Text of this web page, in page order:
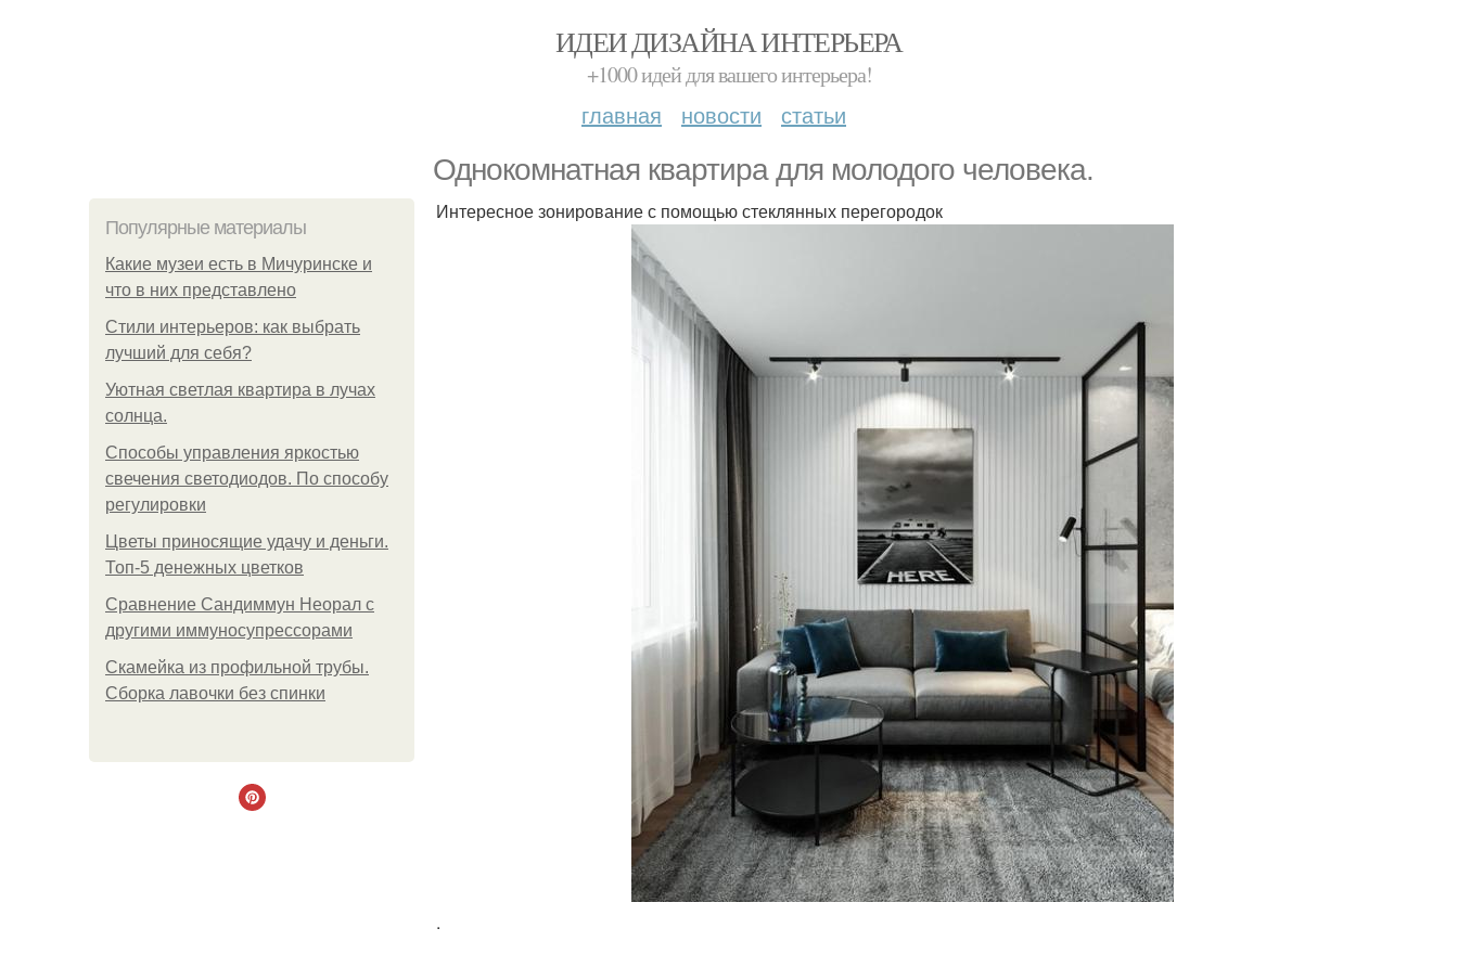
ИДЕИ ДИЗАЙНА ИНТЕРЬЕРА
+1000 идей для вашего интерьера!
главная новости статьи
Однокомнатная квартира для молодого человека.
Популярные материалы
Какие музеи есть в Мичуринске и
что в них представлено
Стили интерьеров: как выбрать
лучший для себя?
Уютная светлая квартира в лучах
солнца.
Способы управления яркостью
свечения светодиодов. По способу
регулировки
Цветы приносящие удачу и деньги.
Топ-5 денежных цветков
Сравнение Сандиммун Неорал с
другими иммуносупрессорами
Скамейка из профильной трубы.
Сборка лавочки без спинки
Интересное зонирование с помощью стеклянных перегородок
.